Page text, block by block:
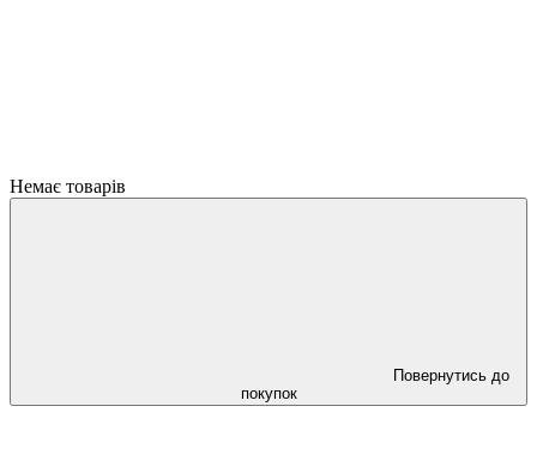
Немає товарів
Повернутись до
покупок